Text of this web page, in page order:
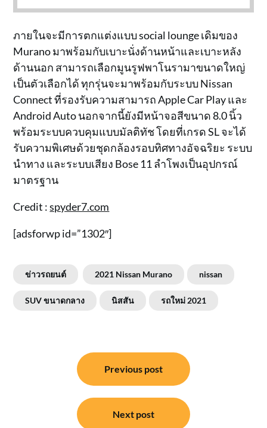
ภายในจะมีการตกแต่งแบบ social lounge เดิมของ
Murano มาพร้อมกับเบาะนั่งด้านหน้าและเบาะหลัง
ด้านนอก สามารถเลือกมูนรูฟพาโนรามาขนาดใหญ่
เป็นตัวเลือกได้ ทุกรุ่นจะมาพร้อมกับระบบ Nissan
Connect ที่รองรับความสามารถ Apple Car Play และ
Android Auto นอกจากนี้ยังมีหน้าจอสีขนาด 8.0 นิ้ว
พร้อมระบบควบคุมแบบมัลติทัช โดยที่เกรด SL จะได้
รับความพิเศษด้วยชุดกล้องรอบทิศทางอัจฉริยะ ระบบ
นำทาง และระบบเสียง Bose 11 ลำโพงเป็นอุปกรณ์
มาตรฐาน
Credit :spyder7.com
[adsforwp id=”1302″]
ข่าวรถยนต์ 2021 Nissan Murano nissan
SUV ขนาดกลาง นิสสัน รถใหม่ 2021
Previous post
Next post